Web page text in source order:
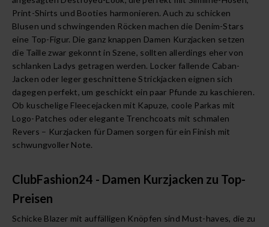
Print-Shirts und Booties harmonieren. Auch zu schicken
Blusen und schwingenden Röcken machen die Denim-Stars
eine Top-Figur. Die ganz knappen Damen Kurzjacken setzen
die Taille zwar gekonnt in Szene, sollten allerdings eher von
schlanken Ladys getragen werden. Locker fallende Caban-
Jacken oder leger geschnittene Strickjacken eignen sich
dagegen perfekt, um geschickt ein paar Pfunde zu kaschieren.
Ob kuschelige Fleecejacken mit Kapuze, coole Parkas mit
Logo-Patches oder elegante Trenchcoats mit schmalen
Revers – Kurzjacken für Damen sorgen für ein Finish mit
schwungvoller Note.
ClubFashion24 - Damen Kurzjacken zu Top-
Preisen
Schicke Blazer mit auffälligen Knöpfen sind Must-haves, die zu